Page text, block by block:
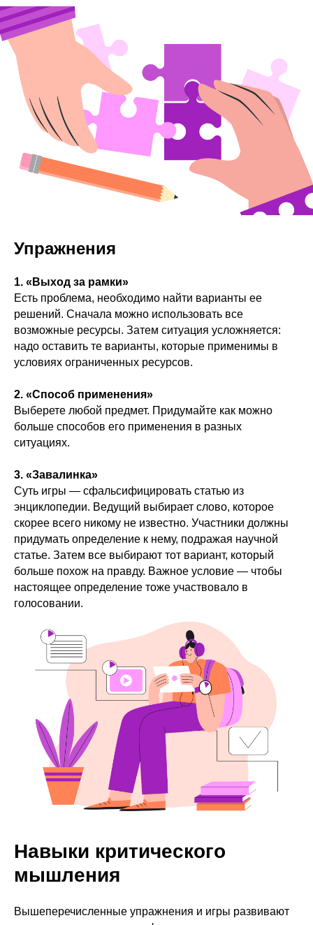
Упражнения
1. «Выход за рамки»
Есть проблема, необходимо найти варианты ее
решений. Сначала можно использовать все
возможные ресурсы. Затем ситуация усложняется:
надо оставить те варианты, которые применимы в
условиях ограниченных ресурсов.
2. «Способ применения»
Выберете любой предмет. Придумайте как можно
больше способов его применения в разных
ситуациях.
3. «Завалинка»
Суть игры — сфальсифицировать статью из
энциклопедии. Ведущий выбирает слово, которое
скорее всего никому не известно. Участники должны
придумать определение к нему, подражая научной
статье. Затем все выбирают тот вариант, который
больше похож на правду. Важное условие — чтобы
настоящее определение тоже участвовало в
голосовании.
Навыки критического
мышления
Вышеперечисленные упражнения и игры развивают